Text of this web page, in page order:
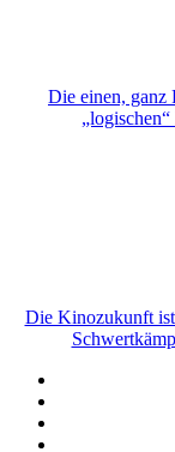
Die einen, ganz
Die Kinozukunft ist